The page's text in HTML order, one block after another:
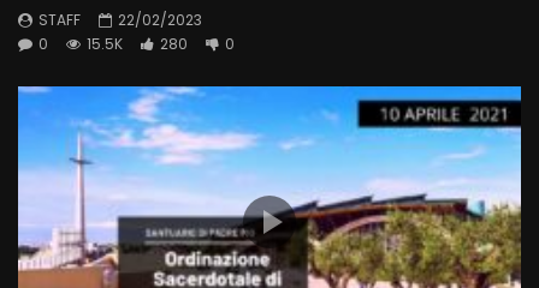
STAFF
22/02/2023
0
15.5K 280 0